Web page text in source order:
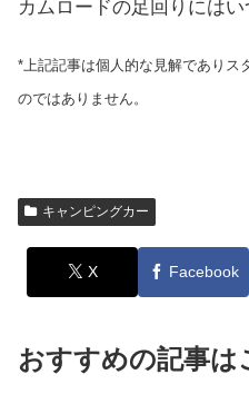
カムロードの足回りにはい
*上記記事は個人的な見解でありス
のではありません。
キャンピングカー
X Facebook
おすすめの記事は